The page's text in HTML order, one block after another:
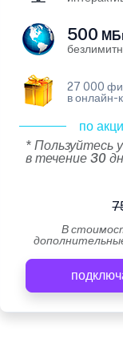
500
27 000
в онлайн-
по
* Пользуйтесь
в течение 30
В